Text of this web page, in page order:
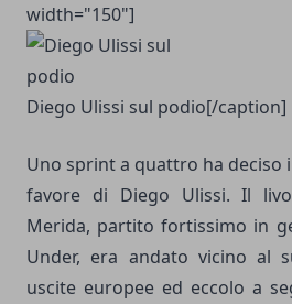
width="150"]
Diego Ulissi sul podio[/caption]
Uno sprint a quattro ha deciso
favore di Diego Ulissi. Il
Merida, partito fortissimo in
Under, era andato vicino al
uscite europee ed eccolo a